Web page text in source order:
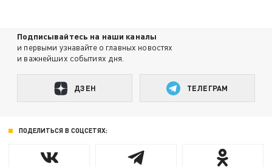
Подписывайтесь на наши каналы
и первыми узнавайте о главных новостях
и важнейших событиях дня.
ДЗЕН ТЕЛЕГРАМ
ПОДЕЛИТЬСЯ В СОЦСЕТЯХ: